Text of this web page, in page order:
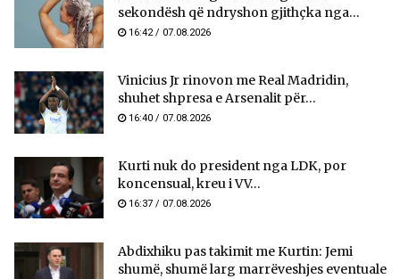
sekondësh që ndryshon gjithçka nga...
16:42 / 07.08.2026
Vinicius Jr rinovon me Real Madridin,
shuhet shpresa e Arsenalit për...
16:40 / 07.08.2026
Kurti nuk do president nga LDK, por
koncensual, kreu i VV...
16:37 / 07.08.2026
Abdixhiku pas takimit me Kurtin: Jemi
shumë, shumë larg marrëveshjes eventuale